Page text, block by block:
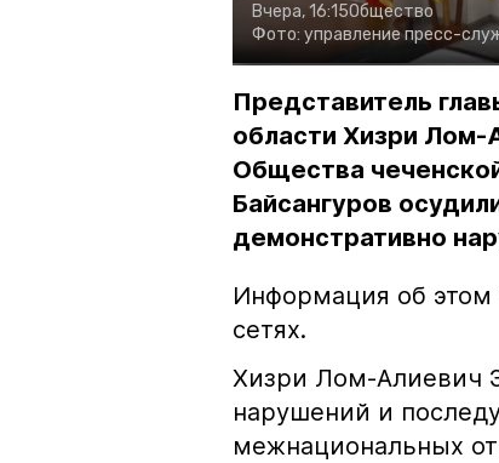
Вчера, 16:15Общество
Фото: управление пресс-
Представитель
области Хизри Лом-
Общества
Байсангуров
демонстративно
Информация об
сетях.
Хизри Лом-Алиевич
нарушений и
межнациональных